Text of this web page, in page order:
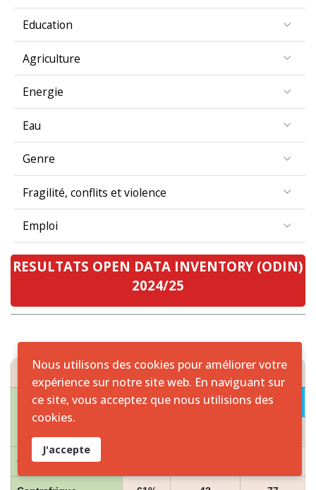
Education
Agriculture
Energie
Eau
Genre
Fragilité, conflits et violence
Emploi
RESULTATS OPEN DATA INVENTORY (ODIN)
2024/25
RESULTATS ODIN 2024/25 ZONE CEMAC
PAYS
2024
Cameroun
Nous utilisons des cookies pour améliorer votre
expérience sur notre site web. En naviguant sur
ce site, vous acceptez que nous utilisions des
cookies.
J'accepte